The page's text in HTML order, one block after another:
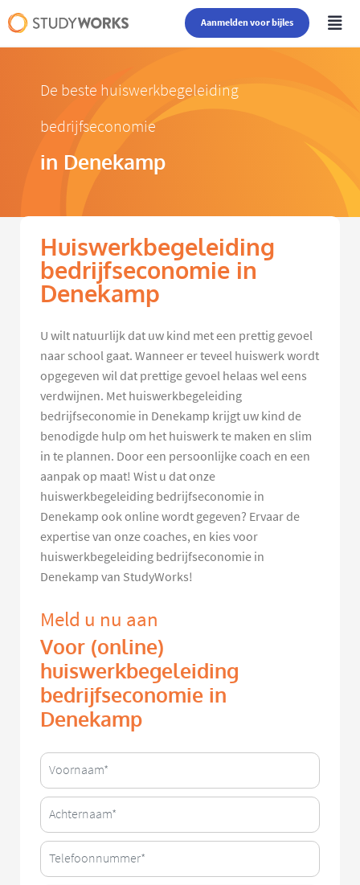
Aanmelden voor bijles
De beste huiswerkbegeleiding
bedrijfseconomie
in Denekamp
Huiswerkbegeleiding
bedrijfseconomie in
Denekamp
U wilt natuurlijk dat uw kind met een prettig gevoel
naar school gaat. Wanneer er teveel huiswerk wordt
opgegeven wil dat prettige gevoel helaas wel eens
verdwijnen. Met huiswerkbegeleiding
bedrijfseconomie in Denekamp krijgt uw kind de
benodigde hulp om het huiswerk te maken en slim
in te plannen. Door een persoonlijke coach en een
aanpak op maat! Wist u dat onze
huiswerkbegeleiding bedrijfseconomie in
Denekamp ook online wordt gegeven? Ervaar de
expertise van onze coaches, en kies voor
huiswerkbegeleiding bedrijfseconomie in
Denekamp van StudyWorks!
Meld u nu aan
Voor (online)
huiswerkbegeleiding
bedrijfseconomie in
Denekamp